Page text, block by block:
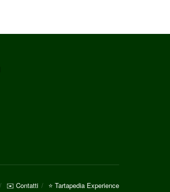
✉️ Contatti ⭐ Tartapedia Experience